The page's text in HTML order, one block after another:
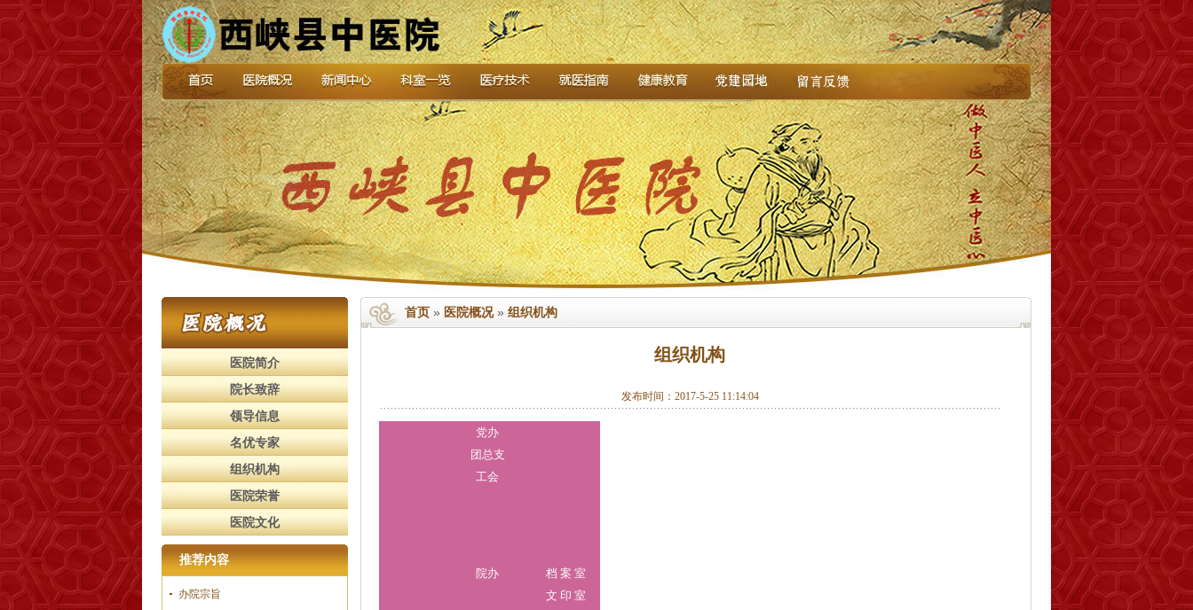
医院简介
院长致辞
领导信息
名优专家
组织机构
医院荣誉
医院文化
推荐内容
办院宗旨
首页 » 医院概况» 组织机构
组织机构
发布时间：2017-5-25 11:14:04
党办
团总支
工会
院办
档 案 室
文 印 室